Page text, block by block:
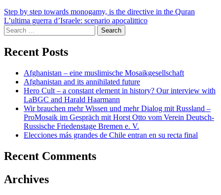
Post
navigation
Step by step towards monogamy, is the directive in the Quran
L’ultima guerra d’Israele: scenario apocalittico
Search
for:
Recent Posts
Afghanistan – eine muslimische Mosaikgesellschaft
Afghanistan and its annihilated future
Hero Cult – a constant element in history? Our interview with
LaBGC and Harald Haarmann
Wir brauchen mehr Wissen und mehr Dialog mit Russland –
ProMosaik im Gespräch mit Horst Otto vom Verein Deutsch-
Russische Friedenstage Bremen e. V.
Elecciones más grandes de Chile entran en su recta final
Recent Comments
Archives